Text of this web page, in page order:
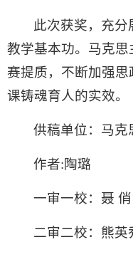
此次获奖，充分
教学基本功。马克
赛提质，不断加强
课铸魂育人的实效。
供稿单位：马克
作者:陶璐
一审一校：聂 俏
二审二校：熊英